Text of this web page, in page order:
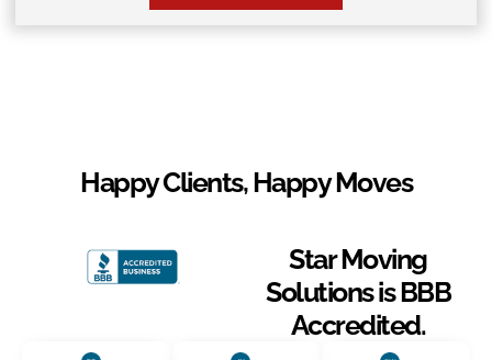
Happy Clients, Happy Moves
Star Moving
Solutions is BBB
Accredited.